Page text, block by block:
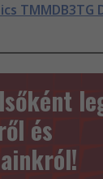
TMMDB3TG
és